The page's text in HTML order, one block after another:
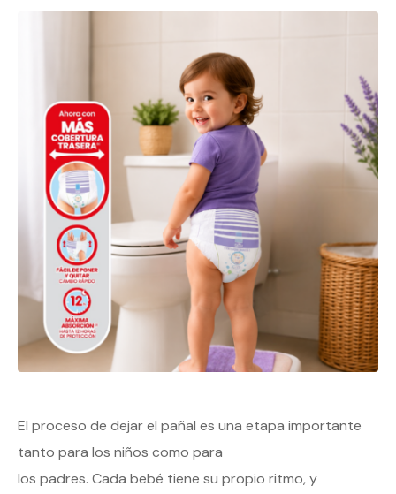
El proceso de dejar el pañal es una etapa importante
tanto para los niños como para
los padres. Cada bebé tiene su propio ritmo, y